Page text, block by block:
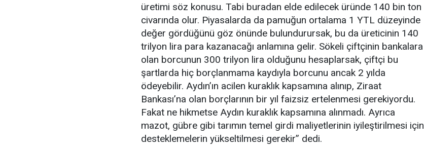
üretimi söz konusu. Tabi buradan elde edilecek üründe 140 bin ton
civarında olur. Piyasalarda da pamuğun ortalama 1 YTL düzeyinde
değer gördüğünü göz önünde bulundurursak, bu da üreticinin 140
trilyon lira para kazanacağı anlamına gelir. Sökeli çiftçinin bankalara
olan borcunun 300 trilyon lira olduğunu hesaplarsak, çiftçi bu
şartlarda hiç borçlanmama kaydıyla borcunu ancak 2 yılda
ödeyebilir. Aydın’ın acilen kuraklık kapsamına alınıp, Ziraat
Bankası’na olan borçlarının bir yıl faizsiz ertelenmesi gerekiyordu.
Fakat ne hikmetse Aydın kuraklık kapsamına alınmadı. Ayrıca
mazot, gübre gibi tarımın temel girdi maliyetlerinin iyileştirilmesi için
desteklemelerin yükseltilmesi gerekir” dedi.